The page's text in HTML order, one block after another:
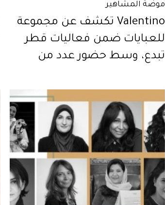
موضة المشاهير
Valentino تكشف عن مجموعة
للعبايات ضمن فعاليات قطر
تبدع، وسط حضور عدد من